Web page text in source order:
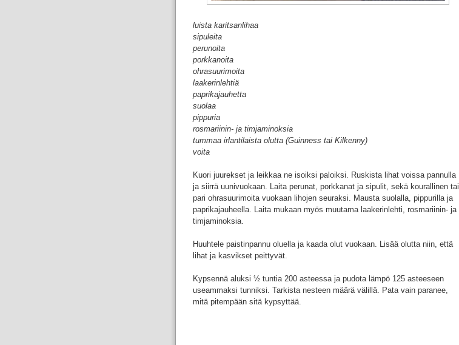
luista karitsanlihaa
sipuleita
perunoita
porkkanoita
ohrasuurimoita
laakerinlehtiä
paprikajauhetta
suolaa
pippuria
rosmariinin- ja timjaminoksia
tummaa irlantilaista olutta (Guinness tai Kilkenny)
voita
Kuori juurekset ja leikkaa ne isoiksi paloiksi. Ruskista lihat voissa pannulla
ja siirrä uunivuokaan. Laita perunat, porkkanat ja sipulit, sekä kourallinen tai
pari ohrasuurimoita vuokaan lihojen seuraksi. Mausta suolalla, pippurilla ja
paprikajauheella. Laita mukaan myös muutama laakerinlehti, rosmariinin- ja
timjaminoksia.
Huuhtele paistinpannu oluella ja kaada olut vuokaan. Lisää olutta niin, että
lihat ja kasvikset peittyvät.
Kypsennä aluksi ½ tuntia 200 asteessa ja pudota lämpö 125 asteeseen
useammaksi tunniksi. Tarkista nesteen määrä välillä. Pata vain paranee,
mitä pitempään sitä kypsyttää.